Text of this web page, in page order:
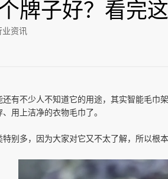
牌子好？看完这
业资讯
有不少人不知道它的用途，其实智能毛巾
用上洁净的衣物毛巾了。
别多，因为大家对它又不太了解，所以根